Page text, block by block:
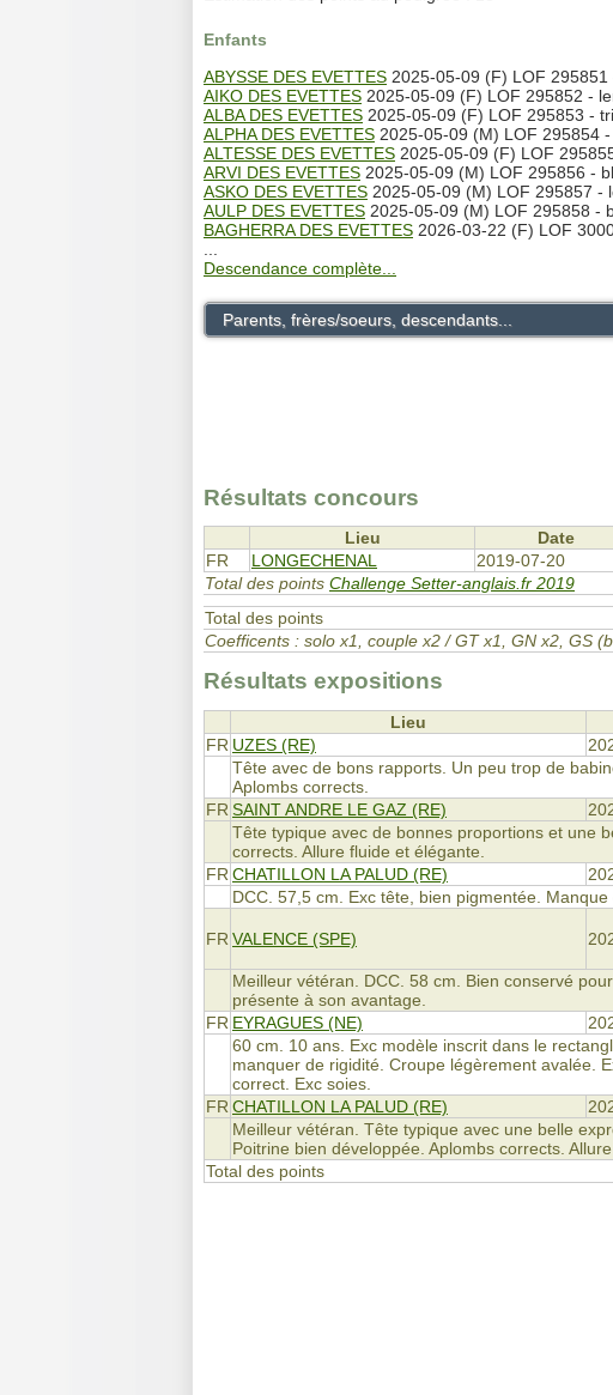
Enfants
ABYSSE DES EVETTES 2025-05-09 (F) LOF 295851
AIKO DES EVETTES 2025-05-09 (F) LOF 295852 -
ALBA DES EVETTES 2025-05-09 (F) LOF 295853 -
ALPHA DES EVETTES 2025-05-09 (M) LOF 295854
ALTESSE DES EVETTES 2025-05-09 (F) LOF
ARVI DES EVETTES 2025-05-09 (M) LOF 295856 -
ASKO DES EVETTES 2025-05-09 (M) LOF 295857 -
AULP DES EVETTES 2025-05-09 (M) LOF 295858 -
BAGHERRA DES EVETTES 2026-03-22 (F) LOF
Descendance complète...
Parents, frères/soeurs, descendants...
Résultats concours
Lieu Date
FR
LONGECHENAL 2019-07-20
Total des points Challenge Setter-anglais.fr 2019
Total des points
Coefficents : solo x1, couple x2 / GT x1, GN x2, GS
Résultats expositions
Lieu
FR UZES (RE)
Tête avec de bons rapports. Un peu trop de
Aplombs corrects.
FR SAINT ANDRE LE GAZ (RE)
Tête typique avec de bonnes proportions et une
corrects. Allure fluide et élégante.
FR CHATILLON LA PALUD (RE)
DCC. 57,5 cm. Exc tête, bien pigmentée.
FR VALENCE (SPE)
Meilleur vétéran. DCC. 58 cm. Bien conservé
présente à son avantage.
FR EYRAGUES (NE)
60 cm. 10 ans. Exc modèle inscrit dans le
manquer de rigidité. Croupe légèrement avalée.
correct. Exc soies.
FR CHATILLON LA PALUD (RE)
Meilleur vétéran. Tête typique avec une belle
Poitrine bien développée. Aplombs corrects.
Total des points